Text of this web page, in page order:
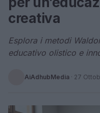
creativa
Esplora i metodi
educativo olistico e
AiAdhubMedia · 27